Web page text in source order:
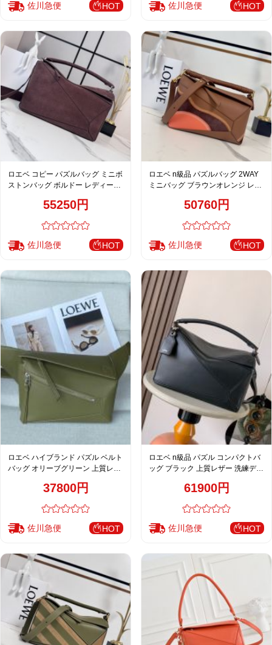
佐川急便 HOT 佐川急便 HOT
ロエベ コピー パズルバッグ ミニボ
ストンバッグ ボルドー レディース
55250円
佐川急便 HOT
ロエベ n級品 パズルバッグ 2WAY
ミニバッグ ブラウンオレンジ レデ
50760円
佐川急便 HOT
ロエベ ハイブランド パズル ベルト
バッグ オリーブグリーン 上質レザ
37800円
佐川急便 HOT
ロエベ n級品 パズル コンパクトバ
ッグ ブラック 上質レザー 洗練デザ
61900円
佐川急便 HOT